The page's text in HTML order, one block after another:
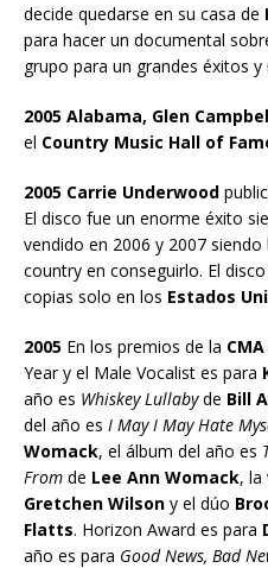
decide quedarse en su casa de
para hacer un documental
grupo para un grandes éxitos y
2005 Alabama, Glen
el Country Music Hall of
2005 Carrie Underwood
El disco fue un enorme éxito
vendido en 2006 y 2007
country en conseguirlo. El
copias solo en los Estados
2005 En los premios de la
Year y el Male Vocalist es para
año es Whiskey Lullabyde Bill
del año es I May I May Hate
Womack, el álbum del año es
From de Lee Ann Womack, la
Gretchen Wilson y el dúo
Flatts. Horizon Award es para
año es para Good News, Bad